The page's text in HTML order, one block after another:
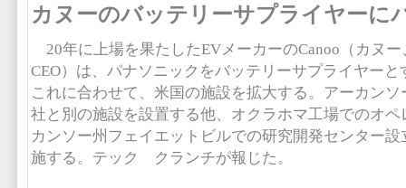
カヌーのバッテリーサプライヤーに
20年に上場を果たしたEVメーカーのCanoo（カヌ
CEO）は、パナソニックをバッテリーサプライヤー
これに合わせて、米国の施設を拡大する。アーカン
社と別の施設を設置する他、オクラホマ工場でのオ
カンソー州フェイエットビルでの研究開発センター
施する。テック クランチが報じた。